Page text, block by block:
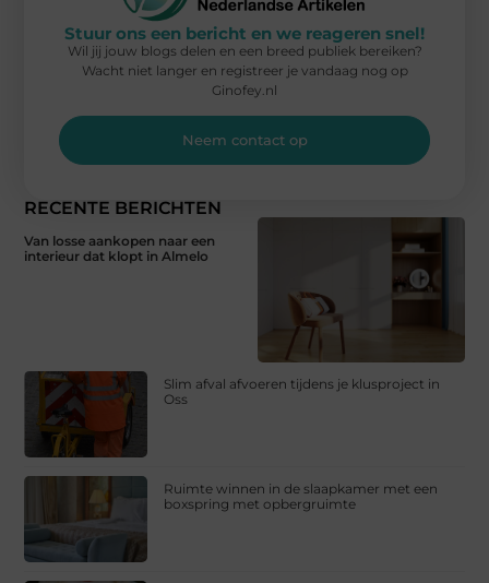
RECENTE BERICHTEN
Van losse aankopen naar een
interieur dat klopt in Almelo
Slim afval afvoeren tijdens je klusproject in
Oss
Ruimte winnen in de slaapkamer met een
boxspring met opbergruimte
Stuur ons een bericht en we reageren snel!
Wil jij jouw blogs delen en een breed publiek bereiken?
Wacht niet langer en registreer je vandaag nog op
Ginofey.nl
Neem contact op